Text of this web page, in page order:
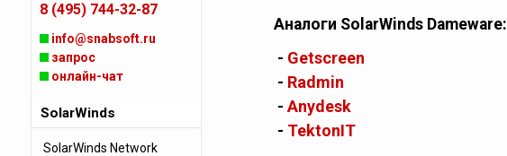
Аналоги SolarWinds Dameware:
- Getscreen
- Radmin
- Anydesk
- TektonIT
8 (495) 744-32-87
info@snabsoft.ru
запрос
онлайн-чат
SolarWinds
SolarWinds Network